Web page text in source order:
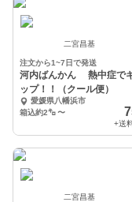
二宮昌基
注文から1~7日で発送
河内ばんかん 熱中症で
ップ！！（クール便）
愛媛県八幡浜市
箱込約2㌔〜
+送
二宮昌基